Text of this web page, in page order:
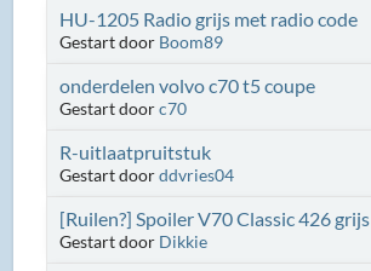
HU-1205 Radio grijs met radio code
Gestart door Boom89
onderdelen volvo c70 t5 coupe
Gestart doorc70
R-uitlaatpruitstuk
Gestart doorddvries04
[Ruilen?] Spoiler V70 Classic 426 grijs
Gestart door Dikkie